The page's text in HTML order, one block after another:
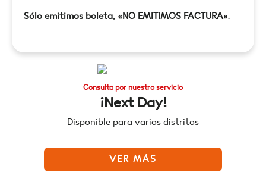
Sólo emitimos boleta, «NO EMITIMOS FACTURA».
Consulta por nuestro servicio
¡Next Day!
Disponible para varios distritos
VER MÁS